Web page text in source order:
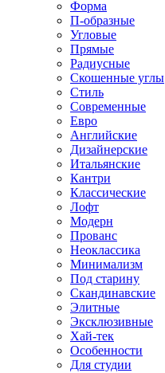
Форма
П-образные
Угловые
Прямые
Радиусные
Скошенные углы
Стиль
Современные
Евро
Английские
Дизайнерские
Итальянские
Кантри
Классические
Лофт
Модерн
Прованс
Неоклассика
Минимализм
Под старину
Скандинавские
Элитные
Эксклюзивные
Хай-тек
Особенности
Для студии